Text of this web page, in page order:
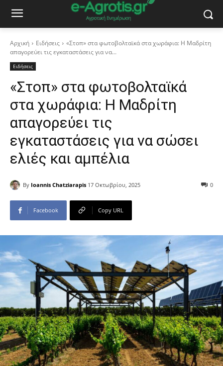
Αρχική Ειδήσεις
«Στοπ» στα φωτοβολταϊκά στα χωράφια: Η Μαδρίτη
απαγορεύει τις εγκαταστάσεις για να...
Ειδήσεις
«Στοπ» στα φωτοβολταϊκά
στα χωράφια: Η Μαδρίτη
απαγορεύει τις
εγκαταστάσεις για να σώσει
ελιές και αμπέλια
By Ioannis Chatziarapis 17 Οκτωβρίου, 2025 0
Facebook Copy URL